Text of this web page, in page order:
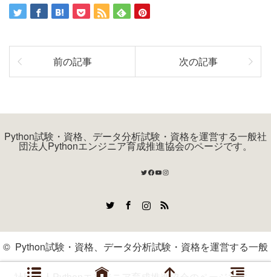
前の記事 次の記事
Python試験・資格、データ分析試験・資格を運営する一般社
団法人Pythonエンジニア育成推進協会のページです。
Twitter
Facebook
YouTube
Instagram
RSS
© Python試験・資格、データ分析試験・資格を運営する一般